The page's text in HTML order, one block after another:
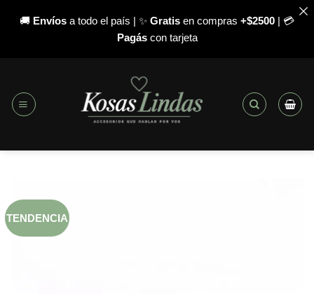
🚚 Envíos a todo el país | ✨ Gratis en compras +$2500 | 💳
Pagáscon tarjeta
contenido
TENDENCIA